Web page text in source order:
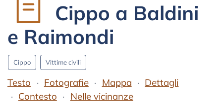
Cippo a Baldini
e Raimondi
Cippo Vittime civili
Testo Fotografie Mappa
Dettagli
Contesto
Nelle vicinanze